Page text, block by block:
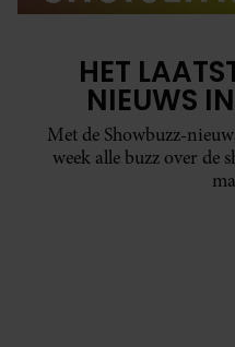
HET
NIEUWS
Met de Showbuzz-
week alle buzz over de